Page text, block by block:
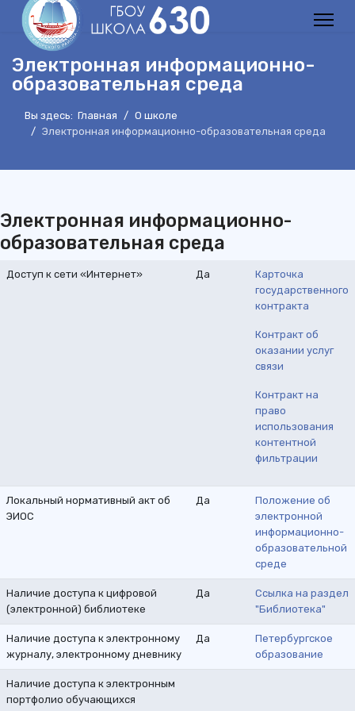
Электронная информационно-
образовательная среда
Вы здесь: Главная
О школе
Электронная информационно-образовательная среда
Электронная информационно-
образовательная среда
Доступ к сети «Интернет» Да
Карточка
государственного
контракта
Контракт об
оказании услуг
связи
Контракт на
право
использования
контентной
фильтрации
Локальный нормативный акт об
ЭИОС
Да
Положение об
электронной
информационно-
образовательной
среде
Наличие доступа к цифровой
(электронной) библиотеке
Да
Ссылка на раздел
"Библиотека"
Наличие доступа к электронному
журналу, электронному дневнику
Да
Петербургское
образование
Наличие доступа к электронным
портфолио обучающихся